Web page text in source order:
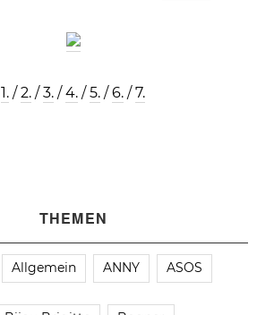
1. /2. /3. /4. /5. /6. /7.
THEMEN
Allgemein ANNY ASOS